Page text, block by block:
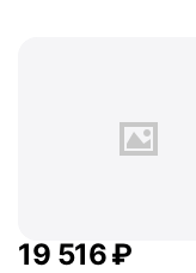
19 516₽